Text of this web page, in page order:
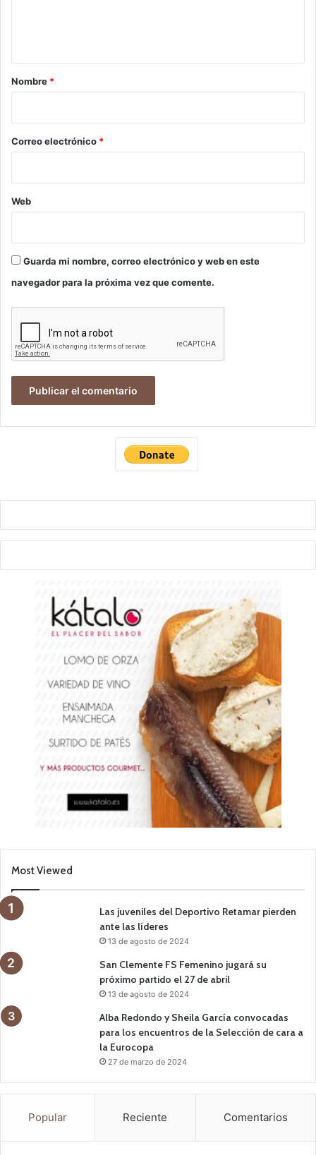
r
*
Nombre *
Correo electrónico *
Web
Guarda mi nombre, correo electrónico y web en este
navegador para la próxima vez que comente.
Most Viewed
Las juveniles del Deportivo Retamar pierden
ante las líderes
13 de agosto de 2024
San Clemente FS Femenino jugará su
próximo partido el 27 de abril
13 de agosto de 2024
Alba Redondo y Sheila García convocadas
para los encuentros de la Selección de cara a
la Eurocopa
27 de marzo de 2024
Popular Reciente Comentarios